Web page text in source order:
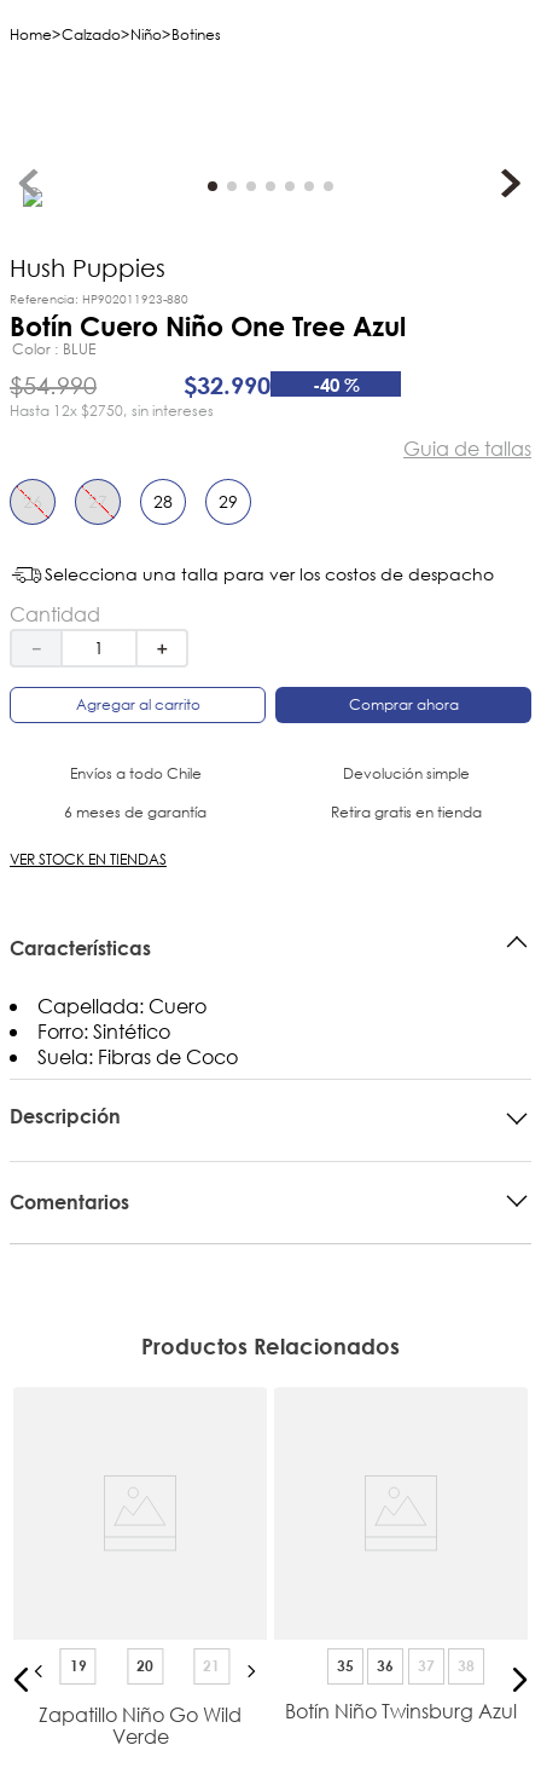
Calzado Niño Botines
Hush Puppies
Referencia: HP902011923-880
Botín Cuero Niño One Tree Azul
Color BLUE
$54.990 $32.990 -40 %
12x$2750 sin intereses
Guia de tallas
26 27 28 29
Selecciona una talla para ver los costos de despacho
Cantidad
＋
－
Agregar al carrito Comprar ahora
Envíos a todo Chile
Devolución simple
6 meses de garantía
Retira gratis en tienda
VER STOCK EN TIENDAS
Características
Capellada: Cuero
Forro: Sintético
Suela: Fibras de Coco
Descripción
Comentarios
Productos Relacionados
19 20 21
Zapatillo Niño Go Wild
Verde
35 36 37 38
Botín Niño Twinsburg Azul